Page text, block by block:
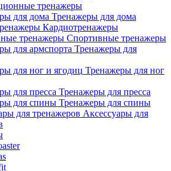
тренажеры
Тренажеры для дома
Кардиотренажеры
Спортивные тренажеры
Тренажеры для
Тренажеры для ног
Тренажеры для пресса
Тренажеры для спины
Аксессуары для